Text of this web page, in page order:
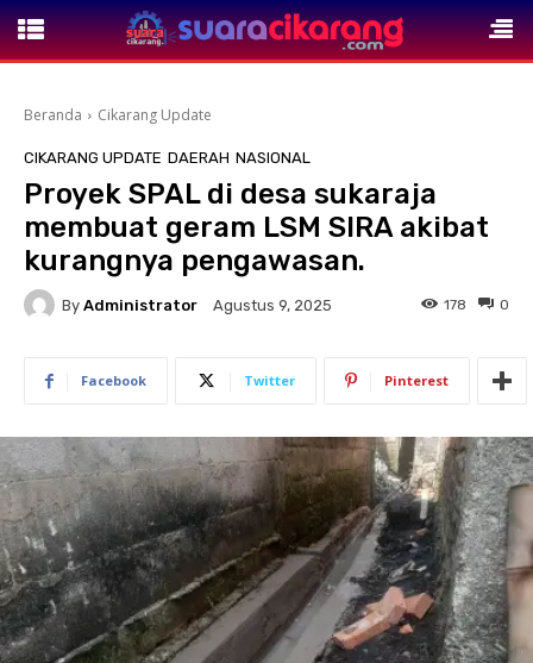
Beranda Cikarang Update
CIKARANG UPDATE DAERAH NASIONAL
Proyek SPAL di desa sukaraja
membuat geram LSM SIRA akibat
kurangnya pengawasan.
By Administrator Agustus 9, 2025 0
178
Facebook Twitter Pinterest